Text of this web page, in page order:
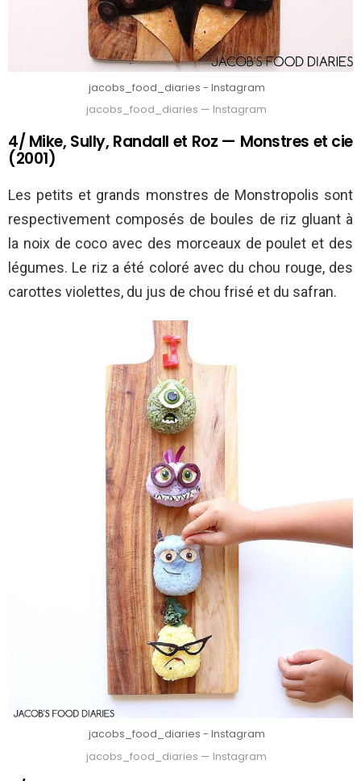
jacobs_food_diaries - Instagram
jacobs_food_diaries — Instagram
4/ Mike, Sully, Randall et Roz — Monstres et cie
(2001)
Les petits et grands monstres de Monstropolis sont
respectivement composés de boules de riz gluant à
la noix de coco avec des morceaux de poulet et des
légumes. Le riz a été coloré avec du chou rouge, des
carottes violettes, du jus de chou frisé et du safran.
jacobs_food_diaries - Instagram
jacobs_food_diaries — Instagram